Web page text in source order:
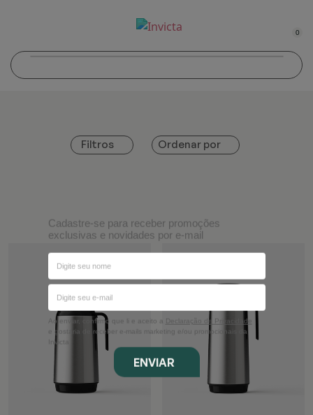
0
Filtros Ordenar por
Cadastre-se para receber promoções
exclusivas e novidades por e-mail
Ao enviar, confirmo que li e aceito a
Declaração de Privacidade
e gostaria de receber e-mails marketing e/ou promocionais da
Invicta
ENVIAR